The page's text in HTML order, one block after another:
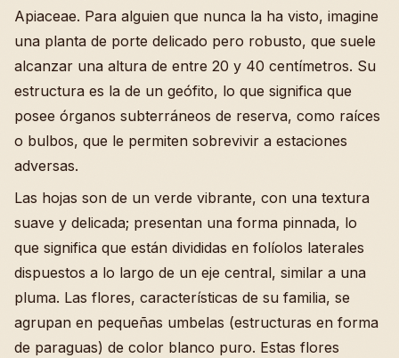
Apiaceae. Para alguien que nunca la ha visto, imagine
una planta de porte delicado pero robusto, que suele
alcanzar una altura de entre 20 y 40 centímetros. Su
estructura es la de un geófito, lo que significa que
posee órganos subterráneos de reserva, como raíces
o bulbos, que le permiten sobrevivir a estaciones
adversas.
Las hojas son de un verde vibrante, con una textura
suave y delicada; presentan una forma pinnada, lo
que significa que están divididas en folíolos laterales
dispuestos a lo largo de un eje central, similar a una
pluma. Las flores, características de su familia, se
agrupan en pequeñas umbelas (estructuras en forma
de paraguas) de color blanco puro. Estas flores